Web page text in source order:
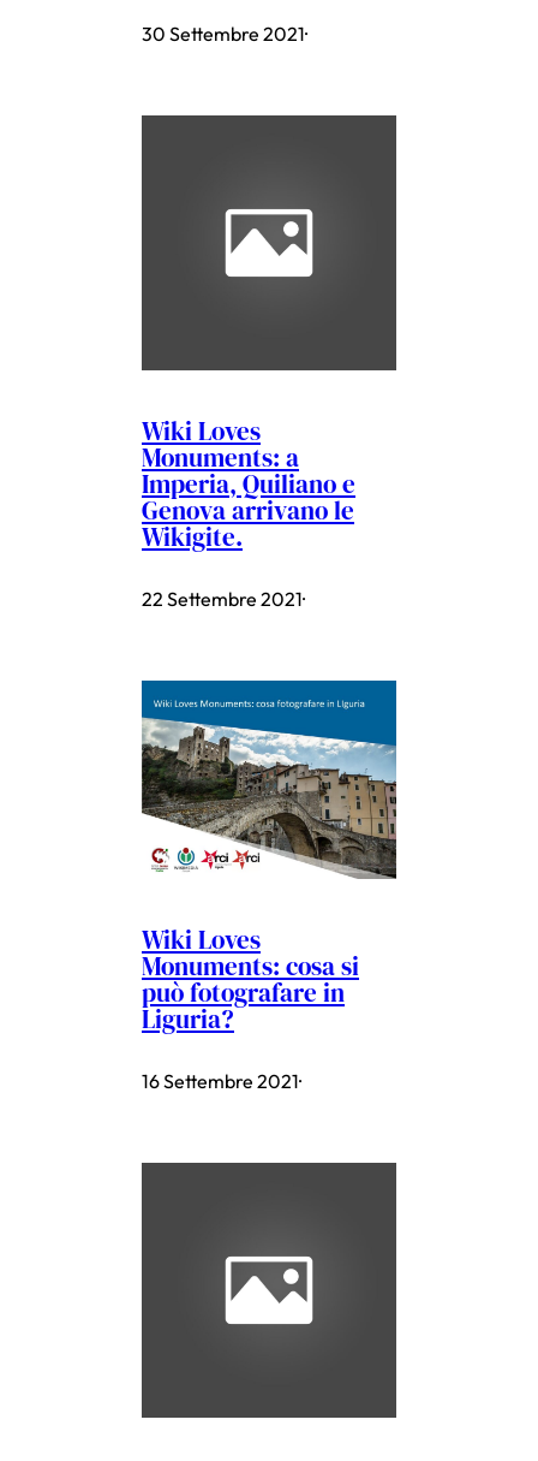
30 Settembre 2021·
Wiki Loves
Monuments: a
Imperia, Quiliano e
Genova arrivano le
Wikigite.
22 Settembre 2021·
Wiki Loves
Monuments: cosa si
può fotografare in
Liguria?
16 Settembre 2021·